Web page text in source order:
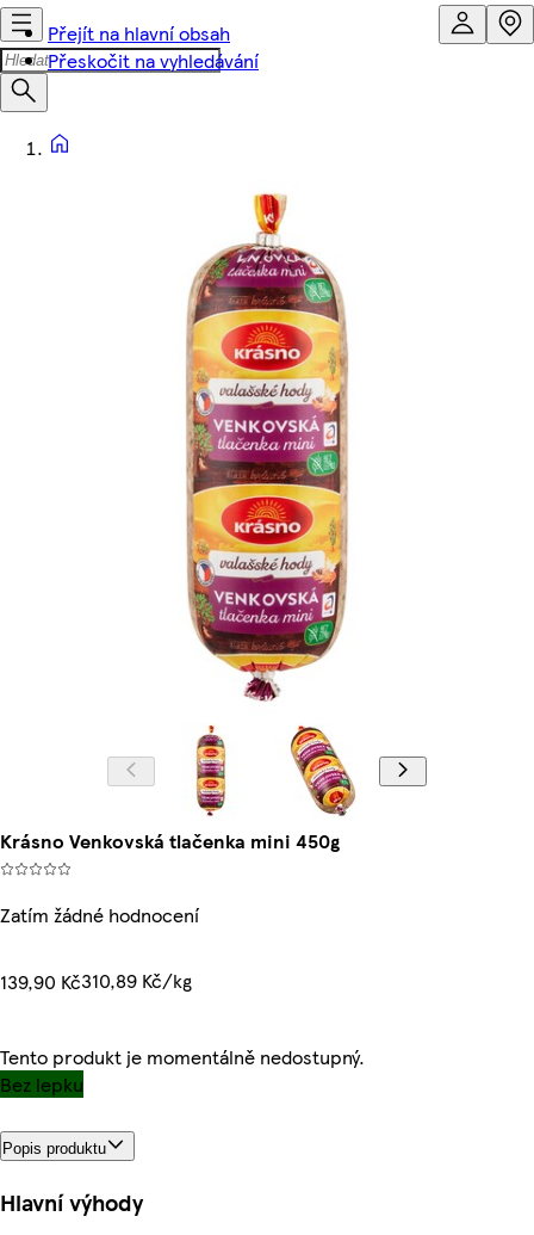
Přejít na hlavní obsah
Přeskočit na vyhledávání
Krásno Venkovská tlačenka mini 450g
Zatím žádné hodnocení
139,90 Kč310,89 Kč/kg
Tento produkt je momentálně nedostupný.
Bez lepku
Popis produktu
Hlavní výhody